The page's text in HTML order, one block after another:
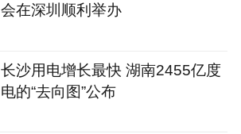
会在深圳顺利举办
长沙用电增长最快 湖南2455亿度
电的“去向图”公布